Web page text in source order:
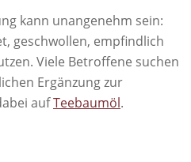
kann unangenehm sein:
geschwollen, empfindlich
Viele Betroffene suchen
Ergänzung zur
aufTeebaumöl.